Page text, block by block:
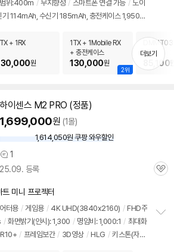
위:400m / 무지향성 / 스마트폰 연결 가능 / 노이
기 114mAh, 수신기 185mAh, 충전케이스 1,950m
기 70분,송신기 70분,케이스 120분 / 출시가: 16
치
기
+ 1RX
원
2위
1TX + 1Mobile RX
+ 충전케이스
130,000원
DMMT03
85,100
더보기
하이센스 M2 PRO (정품)
1,699,000원 (1몰)
우
할
인
1,614,050원 쿠팡 와우할인
상
품
1
25.09. 등록
관
미니 프로젝터
터용 / 게임용 / 4K UHD(3840x2160) / FHD주
/ 화면밝기(안시): 1,300 / 명암비: 1,000:1 / 최대화
/ 프레임보간 / 3D영상 / HLG / 키스톤(자